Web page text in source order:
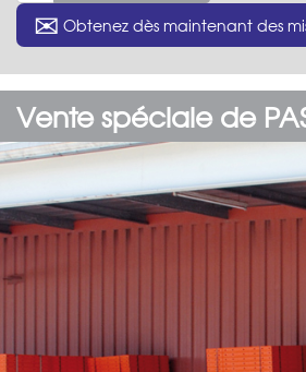
✉ Obtenez dès maintenant des
Vente spéciale de